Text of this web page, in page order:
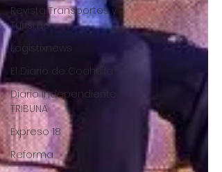
Revista Transportes y
Turismo
Logistixnews
El Diario de Coahuila
Diario Independiente
TRIBUNA
Expreso 18
Reforma